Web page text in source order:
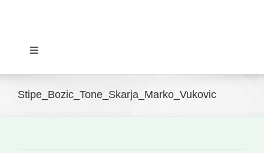
Toggle
Novosti
Stipe_Bozic_Tone_Skarja_Marko_Vukovic